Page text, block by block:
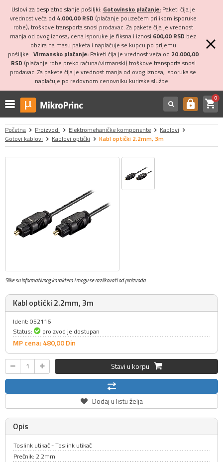
Uslovi za besplatno slanje pošiljki: Gotovinsko plaćanje:Paketi čija je
vrednost veća od 4.000,00 RSD (plaćanje pouzećem prilikom isporuke
robe), troškove transporta snosi prodavac. Za pakete čija je vrednost
manja od ovog iznosa, cena isporuke je fiksna i iznosi 600,00 RSD bez
obzira na masu paketa i naplaćuje se kupcu po prijemu
pošiljke. Virmansko plaćanje:Paketi čija je vrednost veća od 20.000,00
RSD (plaćanje robe preko računa/virmanski) troškove transporta snosi
prodavac. Za pakete čija je vrednost manja od ovog iznosa, isporuka se
naplaćuje po redovnom cenovniku kurirske službe.
https shopping_cart0
Početna Proizvodi Elektromehaničke komponente
Kablovi
Gotovi kablovi
Kablovi optički Kabl optički 2.2mm, 3m
Slike su informativnog karaktera i mogu se razlikovati od proizvoda
Kabl optički 2.2mm, 3m
Ident: 052116
Status:
proizvod je dostupan
MP cena: 480,00Din
Stavi u korpu
Dodaj u listu želja
Opis
Toslink utikač - Toslink utikač
Prečnik: 2.2mm